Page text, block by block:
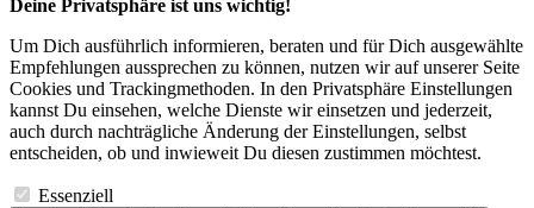
Deine Privatsphäre ist uns wichtig!
Um Dich ausführlich informieren, beraten und für Dich ausgewählte
Empfehlungen aussprechen zu können, nutzen wir auf unserer Seite
Cookies und Trackingmethoden. In den Privatsphäre Einstellungen
kannst Du einsehen, welche Dienste wir einsetzen und jederzeit,
auch durch nachträgliche Änderung der Einstellungen, selbst
entscheiden, ob und inwieweit Du diesen zustimmen möchtest.
Essenziell